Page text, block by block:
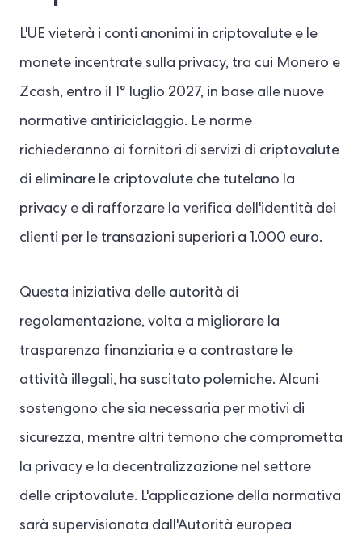
L'UE vieterà i conti anonimi in criptovalute e le
monete incentrate sulla privacy, tra cui Monero e
Zcash, entro il 1° luglio 2027, in base alle nuove
normative antiriciclaggio. Le norme
richiederanno ai fornitori di servizi di criptovalute
di eliminare le criptovalute che tutelano la
privacy e di rafforzare la verifica dell'identità dei
clienti per le transazioni superiori a 1.000 euro.
Questa iniziativa delle autorità di
regolamentazione, volta a migliorare la
trasparenza finanziaria e a contrastare le
attività illegali, ha suscitato polemiche. Alcuni
sostengono che sia necessaria per motivi di
sicurezza, mentre altri temono che comprometta
la privacy e la decentralizzazione nel settore
delle criptovalute. L'applicazione della normativa
sarà supervisionata dall'Autorità europea